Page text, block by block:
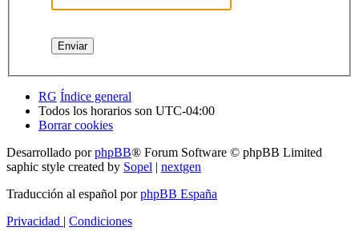
RG Índice general
Todos los horarios son UTC-04:00
Borrar cookies
Desarrollado porphpBB® Forum Software © phpBB Limited
saphic style created by Sopel | nextgen
Traducción al español porphpBB España
Privacidad | Condiciones